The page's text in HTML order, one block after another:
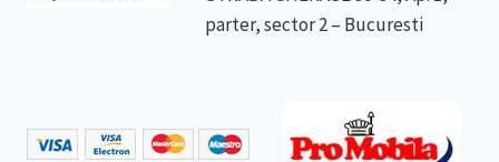
parter, sector 2 – Bucuresti